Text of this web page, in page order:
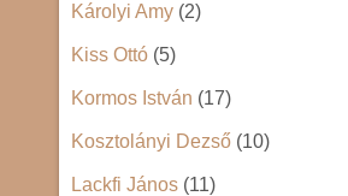
Károlyi Amy (2)
Kiss Ottó (5)
Kormos István (17)
Kosztolányi Dezső (10)
Lackfi János (11)